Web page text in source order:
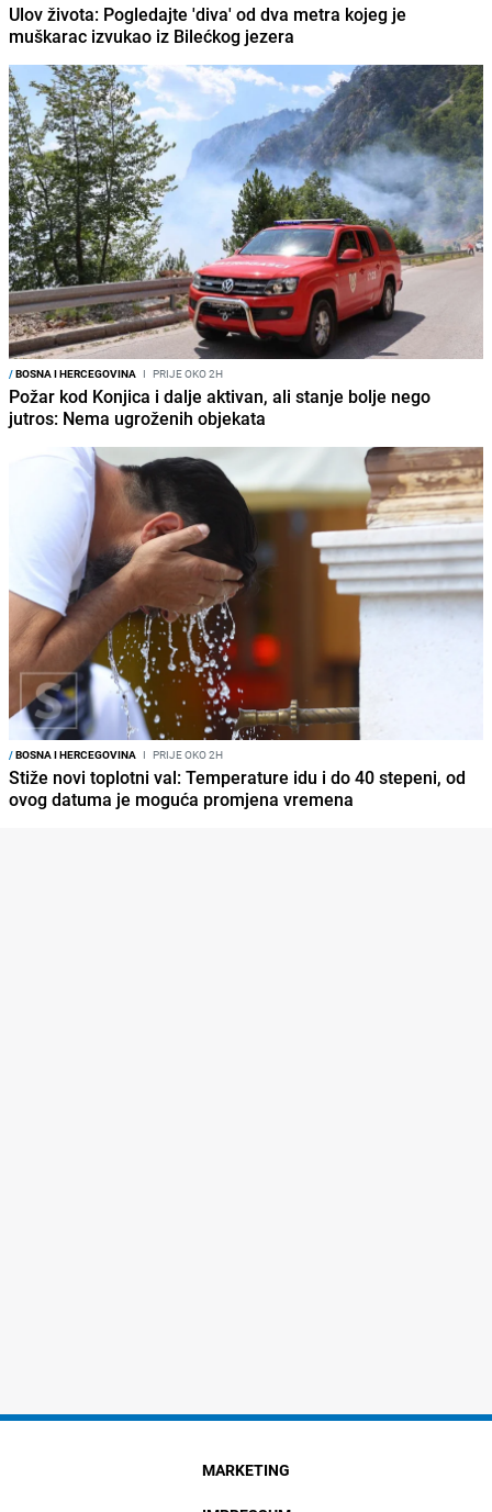
Ulov života: Pogledajte 'diva' od dva metra kojeg je
muškarac izvukao iz Bilećkog jezera
/BOSNA I HERCEGOVINA I PRIJE OKO 2H
Požar kod Konjica i dalje aktivan, ali stanje bolje nego
jutros: Nema ugroženih objekata
/BOSNA I HERCEGOVINA I PRIJE OKO 2H
Stiže novi toplotni val: Temperature idu i do 40 stepeni, od
ovog datuma je moguća promjena vremena
MARKETING